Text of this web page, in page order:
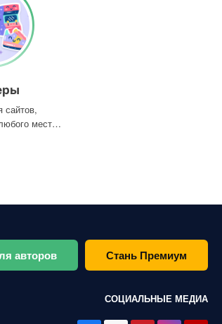
сайтов,
места,
авторов Стань Премиум
СОЦИАЛЬНЫЕ МЕДИА